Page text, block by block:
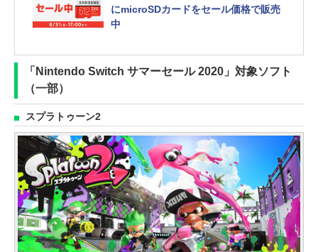
にmicroSDカードをセール価格で販売
中
「Nintendo Switch サマーセール 2020」対象ソフト
（一部）
スプラトゥーン2